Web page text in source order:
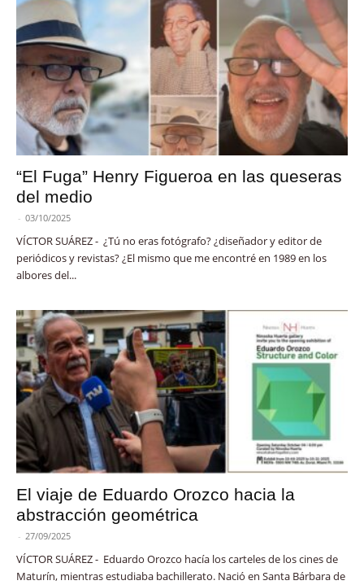
“El Fuga” Henry Figueroa en las queseras
del medio
- 03/10/2025
VÍCTOR SUÁREZ - ¿Tú no eras fotógrafo? ¿diseñador y editor de
periódicos y revistas? ¿El mismo que me encontré en 1989 en los
albores del...
El viaje de Eduardo Orozco hacia la
abstracción geométrica
- 27/09/2025
VÍCTOR SUÁREZ - Eduardo Orozco hacía los carteles de los cines de
Maturín, mientras estudiaba bachillerato. Nació en Santa Bárbara de